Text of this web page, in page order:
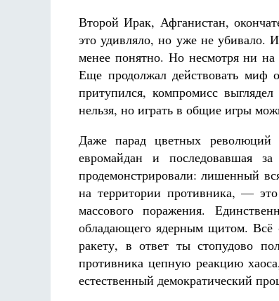
Второй Ирак, Афганистан,
это удивляло, но уже не убивало.
менее понятно. Но несмотря ни на
Еще продолжал действовать миф
притупился, компромисс
нельзя, но играть в общие игры
Даже парад цветных революций
евромайдан и последовавшая
продемонстрировали: лишенный
на территории противника, —
массового поражения.
обладающего ядерным щитом. Всё
ракету, в ответ ты стопудово
противника цепную реакцию
естественный демократический